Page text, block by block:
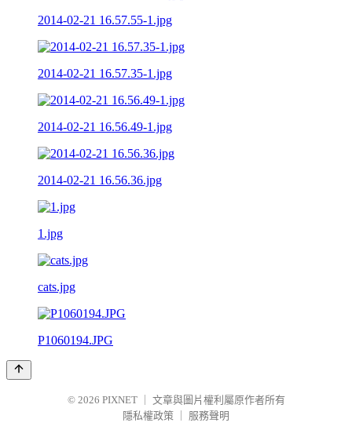
2014-02-21 16.57.55-1.jpg
2014-02-21 16.57.35-1.jpg
2014-02-21 16.56.49-1.jpg
2014-02-21 16.56.36.jpg
1.jpg
cats.jpg
P1060194.JPG
© 2026 PIXNET
文章與圖片權利屬原作者所有
隱私權政策
服務聲明